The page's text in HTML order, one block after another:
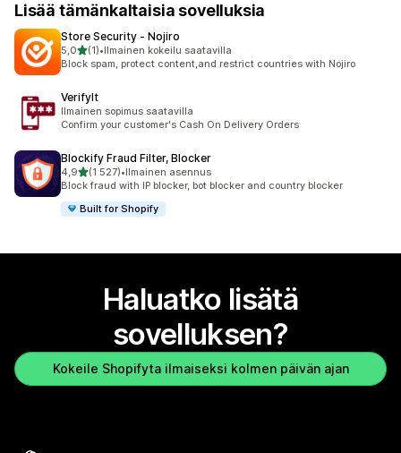
Lisää tämänkaltaisia sovelluksia
Store Security ‑ Nojiro
5,0/ 5 tähteä
(1)
1 arvostelua yhteensä
•Ilmainen kokeilu saatavilla
Block spam, protect content,and restrict countries with Nojiro
VerifyIt
Ilmainen sopimus saatavilla
Confirm your customer's Cash On Delivery Orders
Blockify Fraud Filter, Blocker
4,9/ 5 tähteä
(1 527)
1527 arvostelua yhteensä
•Ilmainen asennus
Block fraud with IP blocker, bot blocker and country blocker
Built for Shopify
Haluatko lisätä
sovelluksen?
Kokeile Shopifyta ilmaiseksi kolmen päivän ajan